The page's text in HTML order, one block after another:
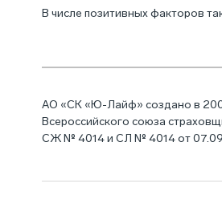
В числе позитивных факторов
АО «СК «Ю-Лайф» создано в
Всероссийского союза
СЖ № 4014 и СЛ № 4014 от